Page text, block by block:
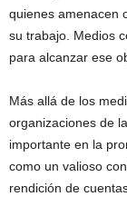
quienes amenacen
su trabajo. Medios
para alcanzar ese
Más allá de los
organizaciones de
importante en la
como un valioso
rendición de